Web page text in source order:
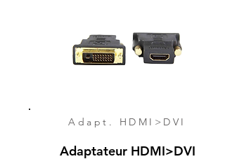
Adapt. HDMI>DVI
Adaptateur HDMI>DVI